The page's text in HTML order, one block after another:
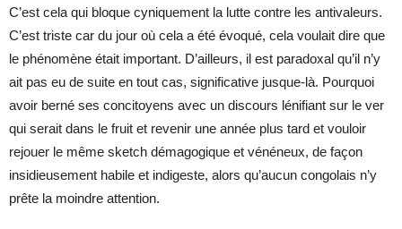
C’est cela qui bloque cyniquement la lutte contre les antivaleurs.
C’est triste car du jour où cela a été évoqué, cela voulait dire que
le phénomène était important. D’ailleurs, il est paradoxal qu’il n’y
ait pas eu de suite en tout cas, significative jusque-là. Pourquoi
avoir berné ses concitoyens avec un discours lénifiant sur le ver
qui serait dans le fruit et revenir une année plus tard et vouloir
rejouer le même sketch démagogique et vénéneux, de façon
insidieusement habile et indigeste, alors qu’aucun congolais n’y
prête la moindre attention.